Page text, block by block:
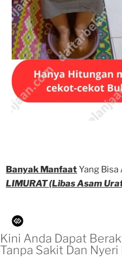
Banyak ManfaatYang Bisa
LIMURAT (Libas Asam
Kini Anda Dapat
Tanpa Sakit Dan